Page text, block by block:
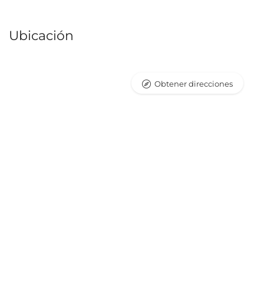
Ubicación
Obtener direcciones